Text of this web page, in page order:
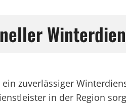
ein zuverlässiger
in der Region